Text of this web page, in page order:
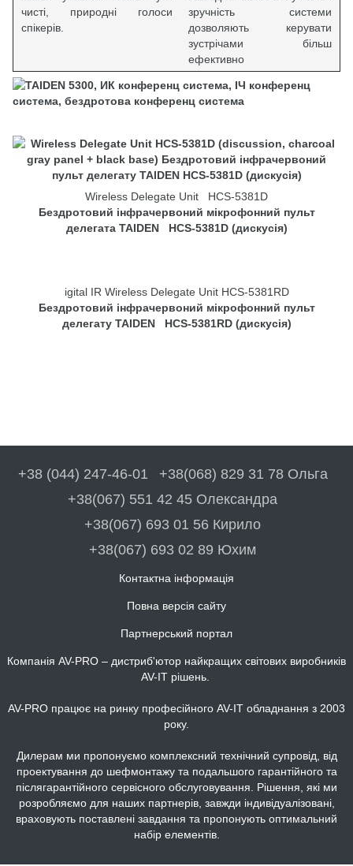
чисті, природні голоси
спікерів.
зручність системи
дозволяють керувати
зустрічами більш
ефективно
Wireless Delegate Unit HCS-5381D
Бездротовий інфрачервоний мікрофонний пульт
делегата TAIDEN HCS-5381D (дискусія)
igital IR Wireless Delegate Unit HCS-5381RD
Бездротовий інфрачервоний мікрофонний пульт
делегату TAIDEN HCS-5381RD (дискусія)
+38 (044) 247-46-01
+38(068) 829 31 78 Ольга
+38(067) 551 42 45 Олександра
+38(067) 693 01 56 Кирило
+38(067) 693 02 89 Юхим
Контактна інформація
Повна версія сайту
Партнерський портал
Компанія AV-PRO – дистриб'ютор найкращих світових виробників
AV-IT рішень.
AV-PRO працює на ринку професійного AV-IT обладнання з 2003
року.
Дилерам ми пропонуємо комплексний технічний супровід, від
проектування до шефмонтажу та подальшого гарантійного та
післягарантійного сервісного обслуговування. Рішення, які ми
розробляємо для наших партнерів, завжди індивідуалізовані,
враховують поставлені завдання та пропонують оптимальний
набір елементів.